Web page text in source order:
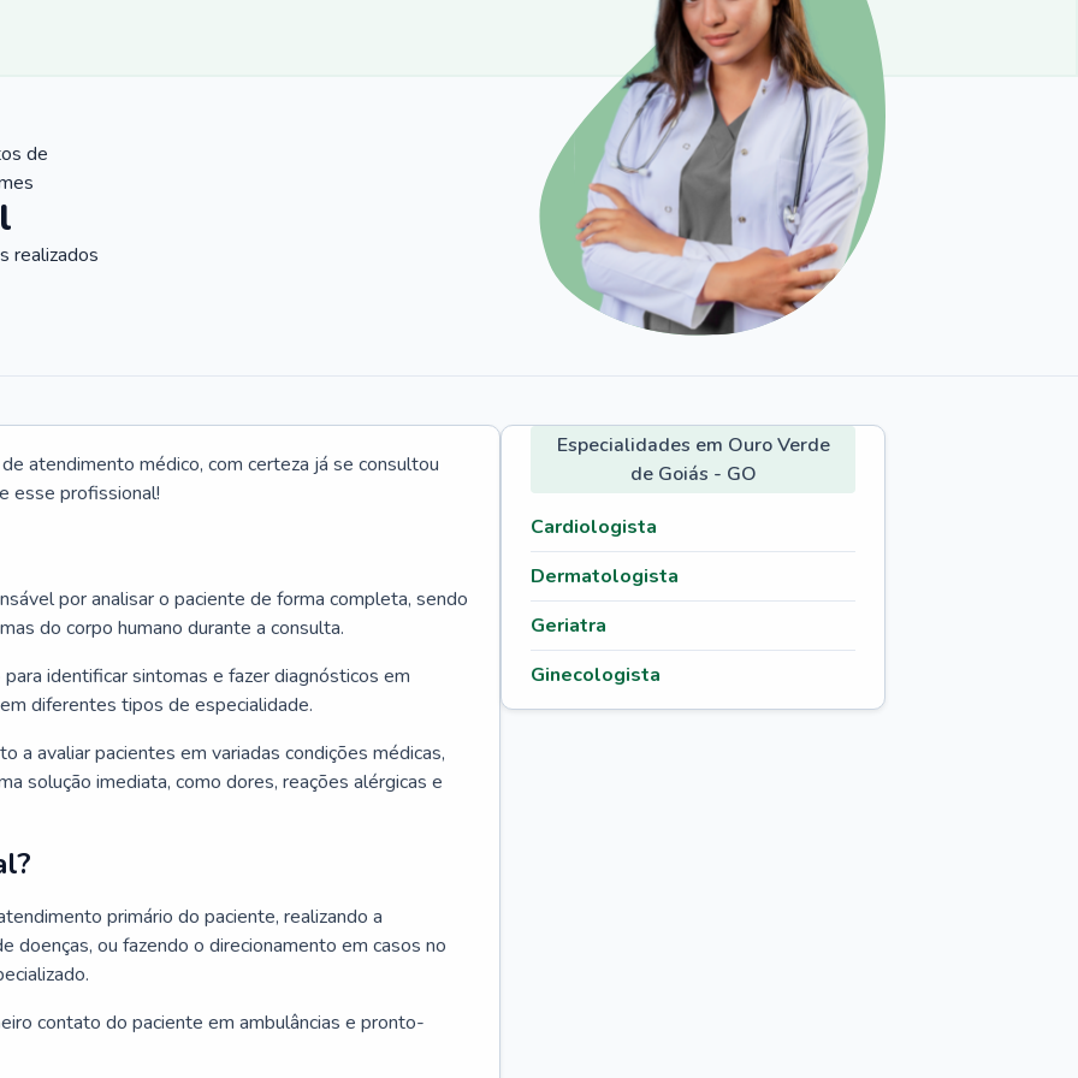
de
realizados
atendimento médico, com certeza já se consultou
esse profissional!
por analisar o paciente de forma completa, sendo
do corpo humano durante a consulta.
identificar sintomas e fazer diagnósticos em
diferentes tipos de especialidade.
a avaliar pacientes em variadas condições médicas,
solução imediata, como dores, reações alérgicas e
primário do paciente, realizando a
doenças, ou fazendo o direcionamento em casos no
contato do paciente em ambulâncias e pronto-
Especialidades em Ouro Verde
de Goiás - GO
Cardiologista
Dermatologista
Geriatra
Ginecologista